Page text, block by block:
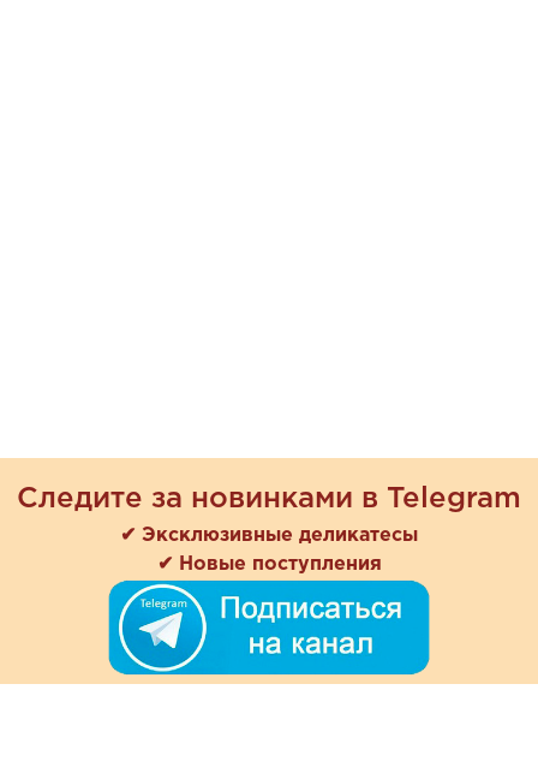
Следите за новинками в Telegram
✔ Эксклюзивные деликатесы
✔ Новые поступления